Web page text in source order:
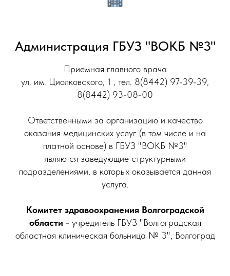
Администрация ГБУЗ "ВОКБ №3"
Приемная главного врача
ул. им. Циолковского, 1 , тел. 8(8442) 97-39-39,
8(8442) 93-08-00
Ответственными за организацию и качество
оказания медицинских услуг (в том числе и на
платной основе) в ГБУЗ "ВОКБ №3"
являются заведующие структурными
подразделениями, в которых оказывается данная
услуга.
Комитет здравоохранения Волгоградской
области - учредитель ГБУЗ "Волгоградская
областная клиническая больница № 3", Волгоград